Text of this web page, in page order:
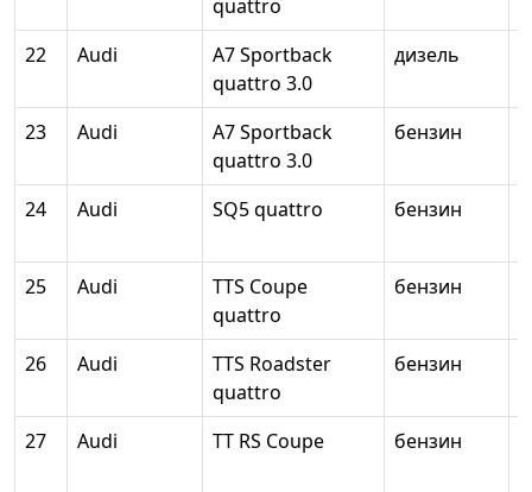
quattro
22 Audi
A7 Sportback
quattro 3.0
дизель
23 Audi
A7 Sportback
quattro 3.0
бензин
24 Audi SQ5 quattro бензин
25 Audi
TTS Coupe
quattro
бензин
26 Audi
TTS Roadster
quattro
бензин
27 Audi TT RS Coupe бензин